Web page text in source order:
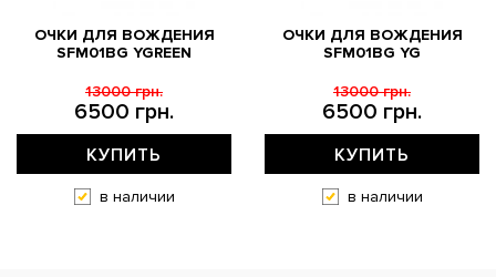
ОЧКИ ДЛЯ ВОЖДЕНИЯ
SFM01BG YGREEN
6500 грн.
13000 грн.
КУПИТЬ
в наличии
ОЧКИ ДЛЯ ВОЖДЕНИЯ
SFM01BG YG
6500 грн.
13000 грн.
КУПИТЬ
в наличии